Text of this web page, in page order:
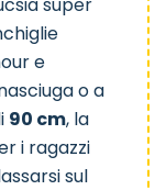
super
e
o a
90 cm, la
i ragazzi
sul